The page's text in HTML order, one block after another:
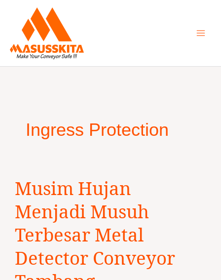
content
Ingress Protection
Musim Hujan
Menjadi Musuh
Terbesar Metal
Detector Conveyor
Hujan
Musuh
Terbesar
Metal
Detector
Conveyor